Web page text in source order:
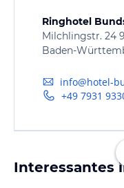
Ringhotel
Milchlingstr. 24
Baden-
info@hotel-
+49 7931
Interessantes